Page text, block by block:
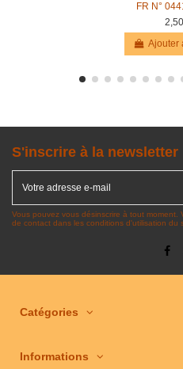
FR N°
Ajouter
S'inscrire à la newsletter
Vous pouvez vous désinscrire à tout moment.
de contact dans les conditions d'utilisation du
Catégories
Informations